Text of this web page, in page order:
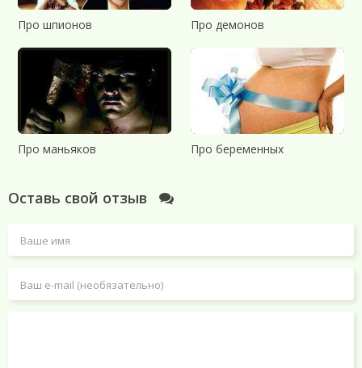
Про шпионов Про демонов
Про маньяков Про беременных
Оставь свой отзыв